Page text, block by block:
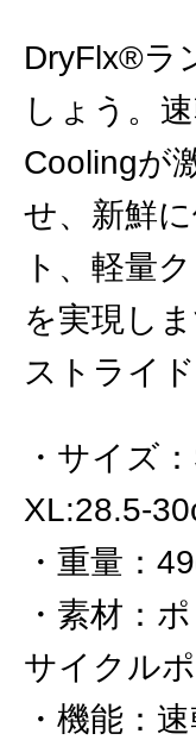
DryFlx®ラ
しょう。
Coolingが
せ、新鮮
ト、軽量
を実現し
ストライ
サイズ ：
XL:28.5-
重量 ：
素材 ：
サイクル
機能 ：